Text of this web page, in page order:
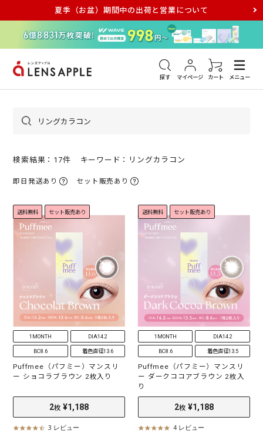
夏季（お盆）期間中の出荷と営業について
探す マイページ カート メニュー
アキュビュー メダリスト メガネ
検索結果：17件 キーワード：リングカラコン
即日発送あり セット販売あり
送料無料 セット販売あり
1MONTH DIA14.2
BC8.6 着色直径13.6
Puffmee（パフミー）マンスリ
ー ショコラブラウン 2枚入り
43 レビュー
送料無料 セット販売あり
1MONTH DIA14.2
BC8.6 着色直径13.5
Puffmee（パフミー）マンスリ
ー ダークココアブラウン 2枚入
り
44 レビュー